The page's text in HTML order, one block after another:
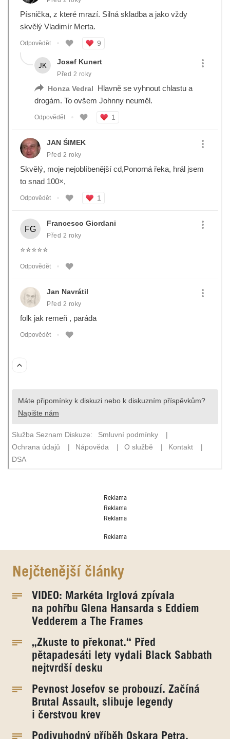
Reklama
Reklama
Reklama
Reklama
Nejčtenější články
VIDEO: Markéta Irglová zpívala
na pohřbu Glena Hansarda s Eddiem
Vedderem a The Frames
„Zkuste to překonat.“ Před
pětapadesáti lety vydali Black Sabbath
nejtvrdší desku
Pevnost Josefov se probouzí. Začíná
Brutal Assault, slibuje legendy
i čerstvou krev
Podivuhodný příběh Oskara Petra.